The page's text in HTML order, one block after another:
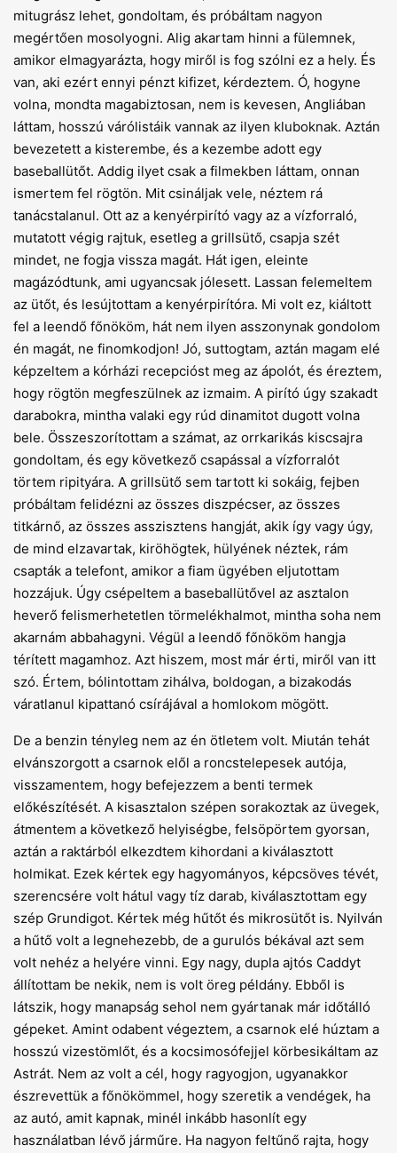
mitugrász lehet, gondoltam, és próbáltam nagyon
megértően mosolyogni. Alig akartam hinni a fülemnek,
amikor elmagyarázta, hogy miről is fog szólni ez a hely. És
van, aki ezért ennyi pénzt kifizet, kérdeztem. Ó, hogyne
volna, mondta magabiztosan, nem is kevesen, Angliában
láttam, hosszú várólistáik vannak az ilyen kluboknak. Aztán
bevezetett a kisterembe, és a kezembe adott egy
baseballütőt. Addig ilyet csak a filmekben láttam, onnan
ismertem fel rögtön. Mit csináljak vele, néztem rá
tanácstalanul. Ott az a kenyérpirító vagy az a vízforraló,
mutatott végig rajtuk, esetleg a grillsütő, csapja szét
mindet, ne fogja vissza magát. Hát igen, eleinte
magázódtunk, ami ugyancsak jólesett. Lassan felemeltem
az ütőt, és lesújtottam a kenyérpirítóra. Mi volt ez, kiáltott
fel a leendő főnököm, hát nem ilyen asszonynak gondolom
én magát, ne finomkodjon! Jó, suttogtam, aztán magam elé
képzeltem a kórházi recepcióst meg az ápolót, és éreztem,
hogy rögtön megfeszülnek az izmaim. A pirító úgy szakadt
darabokra, mintha valaki egy rúd dinamitot dugott volna
bele. Összeszorítottam a számat, az orrkarikás kiscsajra
gondoltam, és egy következő csapással a vízforralót
törtem ripityára. A grillsütő sem tartott ki sokáig, fejben
próbáltam felidézni az összes diszpécser, az összes
titkárnő, az összes asszisztens hangját, akik így vagy úgy,
de mind elzavartak, kiröhögtek, hülyének néztek, rám
csapták a telefont, amikor a fiam ügyében eljutottam
hozzájuk. Úgy csépeltem a baseballütővel az asztalon
heverő felismerhetetlen törmelékhalmot, mintha soha nem
akarnám abbahagyni. Végül a leendő főnököm hangja
térített magamhoz. Azt hiszem, most már érti, miről van itt
szó. Értem, bólintottam zihálva, boldogan, a bizakodás
váratlanul kipattanó csírájával a homlokom mögött.
De a benzin tényleg nem az én ötletem volt. Miután tehát
elvánszorgott a csarnok elől a roncstelepesek autója,
visszamentem, hogy befejezzem a benti termek
előkészítését. A kisasztalon szépen sorakoztak az üvegek,
átmentem a következő helyiségbe, felsöpörtem gyorsan,
aztán a raktárból elkezdtem kihordani a kiválasztott
holmikat. Ezek kértek egy hagyományos, képcsöves tévét,
szerencsére volt hátul vagy tíz darab, kiválasztottam egy
szép Grundigot. Kértek még hűtőt és mikrosütőt is. Nyilván
a hűtő volt a legnehezebb, de a gurulós békával azt sem
volt nehéz a helyére vinni. Egy nagy, dupla ajtós Caddyt
állítottam be nekik, nem is volt öreg példány. Ebből is
látszik, hogy manapság sehol nem gyártanak már időtálló
gépeket. Amint odabent végeztem, a csarnok elé húztam a
hosszú vizestömlőt, és a kocsimosófejjel körbesikáltam az
Astrát. Nem az volt a cél, hogy ragyogjon, ugyanakkor
észrevettük a főnökömmel, hogy szeretik a vendégek, ha
az autó, amit kapnak, minél inkább hasonlít egy
használatban lévő járműre. Ha nagyon feltűnő rajta, hogy